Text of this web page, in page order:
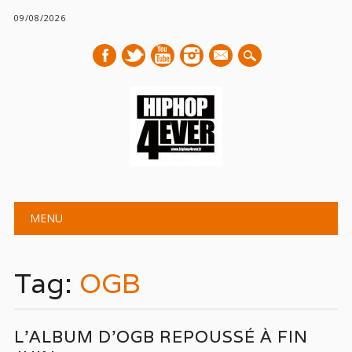
09/08/2026
mail
Main menu
MENU
Tag: OGB
L’ALBUM D’OGB REPOUSSÉ À FIN